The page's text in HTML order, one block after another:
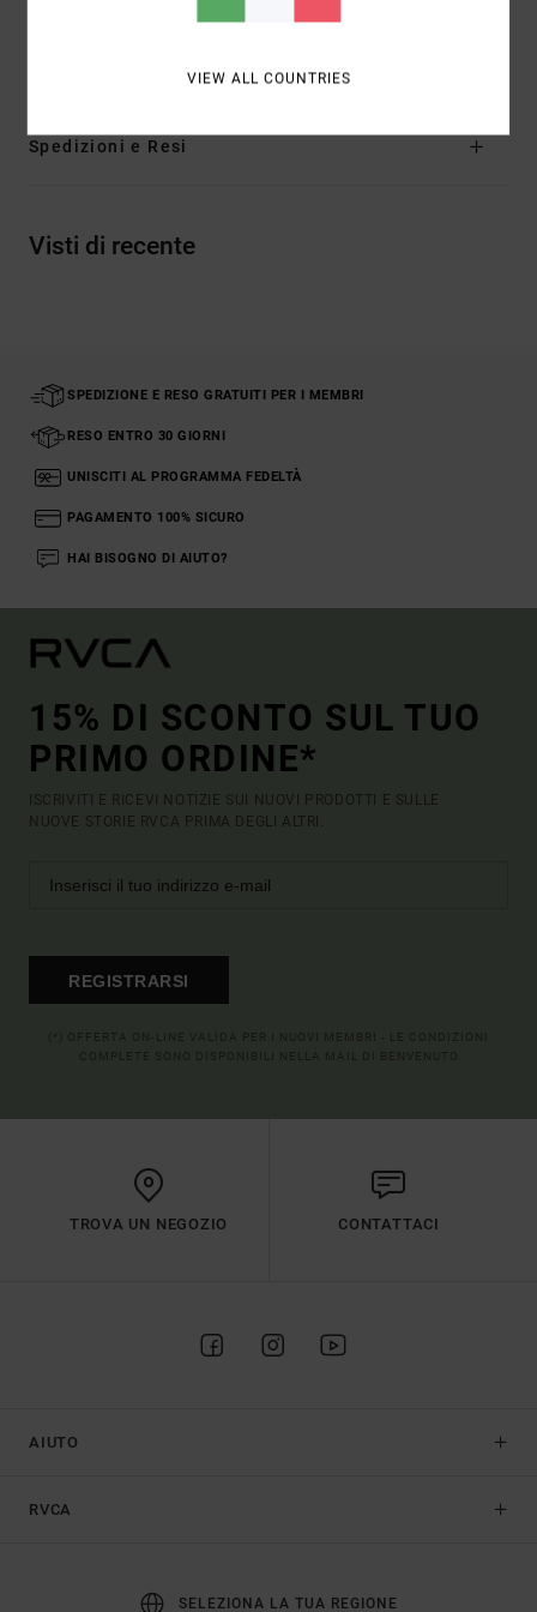
Spedizioni e Resi
Visti di recente
SPEDIZIONE E RESO GRATUITI PER I MEMBRI
RESO ENTRO 30 GIORNI
UNISCITI AL PROGRAMMA FEDELTÀ
PAGAMENTO 100% SICURO
HAI BISOGNO DI AIUTO?
15% DI SCONTO SUL TUO
PRIMO ORDINE*
ISCRIVITI E RICEVI NOTIZIE SUI NUOVI PRODOTTI E SULLE
NUOVE STORIE RVCA PRIMA DEGLI ALTRI.
REGISTRARSI
TROVA UN NEGOZIO CONTATTACI
AIUTO
RVCA
SELEZIONA LA TUA REGIONE
VIEW ALL COUNTRIES